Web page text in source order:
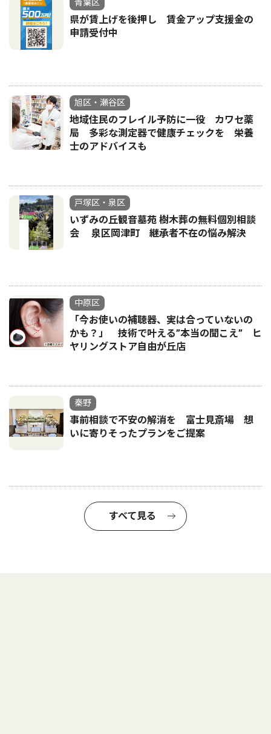
青葉区
県が賃上げを後押し 賃金アップ支援金の
申請受付中
旭区・瀬谷区
地域住民のフレイル予防に一役 カワセ薬
局 多彩な測定器で健康チェックを 栄養
士のアドバイスも
戸塚区・泉区
いずみの丘観音墓苑 樹木葬の無料個別相談
会 泉区岡津町 継承者不在の悩み解決
中原区
「今お使いの補聴器、実は合っていないの
かも？」 技術で叶える”本当の聞こえ” ヒ
ヤリングストア自由が丘店
秦野
事前相談で不安の解消を 富士見斎場 想
いに寄りそったプランをご提案
すべて見る